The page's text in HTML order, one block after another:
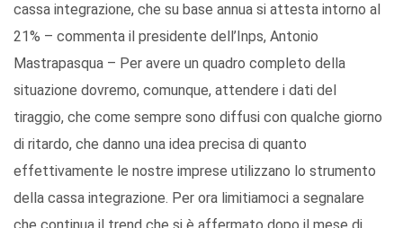
cassa integrazione, che su base annua si attesta intorno al
21% – commenta il presidente dell’Inps, Antonio
Mastrapasqua – Per avere un quadro completo della
situazione dovremo, comunque, attendere i dati del
tiraggio, che come sempre sono diffusi con qualche giorno
di ritardo, che danno una idea precisa di quanto
effettivamente le nostre imprese utilizzano lo strumento
della cassa integrazione. Per ora limitiamoci a segnalare